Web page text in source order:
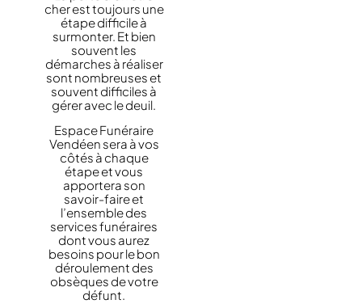
cher est toujours une
étape difficile à
surmonter. Et bien
souvent les
démarches à réaliser
sont nombreuses et
souvent difficiles à
gérer avec le deuil.
Espace Funéraire
Vendéen sera à vos
côtés à chaque
étape et vous
apportera son
savoir-faire et
l’ensemble des
services funéraires
dont vous aurez
besoins pour le bon
déroulement des
obsèques de votre
défunt.